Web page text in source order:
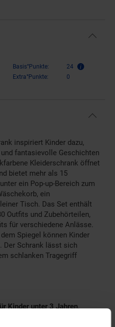
Basis°Punkte:
24
Extra°Punkte:
0
inspiriert Kinder dazu,
fantasievolle Geschichten
Kleiderschrank öffnet
bietet mehr als 15
ein Pop-up-Bereich zum
ein
Tisch. Das Set enthält
Outfits und Zubehörteilen,
für verschiedene Anlässe.
Spiegel können Kinder
Der Schrank lässt sich
schlanken Tragegriff
Kinder unter 3 Jahren,
werden können.